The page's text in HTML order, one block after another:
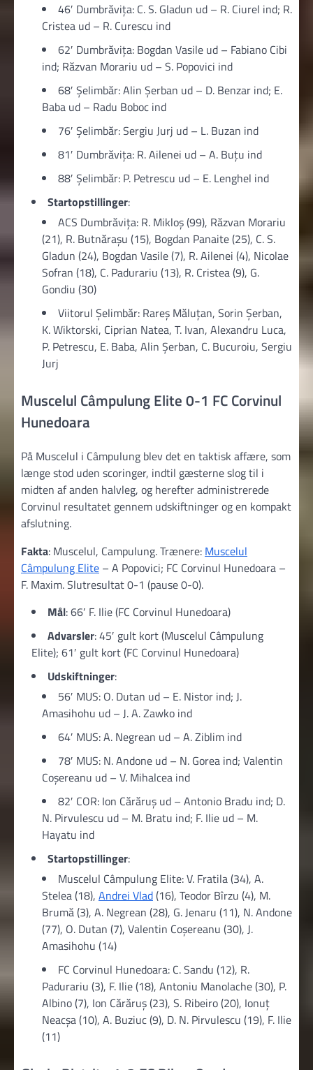
46′ Dumbrăvița: C. S. Gladun ud – R. Ciurel ind; R.
Cristea ud – R. Curescu ind
62′ Dumbrăvița: Bogdan Vasile ud – Fabiano Cibi
ind; Răzvan Morariu ud – S. Popovici ind
68′ Şelimbăr: Alin Șerban ud – D. Benzar ind; E.
Baba ud – Radu Boboc ind
76′ Şelimbăr: Sergiu Jurj ud – L. Buzan ind
81′ Dumbrăvița: R. Ailenei ud – A. Buțu ind
88′ Şelimbăr: P. Petrescu ud – E. Lenghel ind
Startopstillinger:
ACS Dumbrăvița: R. Mikloș (99), Răzvan Morariu
(21), R. Butnărașu (15), Bogdan Panaite (25), C. S.
Gladun (24), Bogdan Vasile (7), R. Ailenei (4), Nicolae
Sofran (18), C. Padurariu (13), R. Cristea (9), G.
Gondiu (30)
Viitorul Şelimbăr: Rareș Măluțan, Sorin Șerban,
K. Wiktorski, Ciprian Natea, T. Ivan, Alexandru Luca,
P. Petrescu, E. Baba, Alin Șerban, C. Bucuroiu, Sergiu
Jurj
Muscelul Câmpulung Elite 0-1 FC Corvinul
Hunedoara
På Muscelul i Câmpulung blev det en taktisk affære, som
længe stod uden scoringer, indtil gæsterne slog til i
midten af anden halvleg, og herefter administrerede
Corvinul resultatet gennem udskiftninger og en kompakt
afslutning.
Fakta: Muscelul, Campulung. Trænere: Muscelul
Câmpulung Elite – A Popovici; FC Corvinul Hunedoara –
F. Maxim. Slutresultat 0-1 (pause 0-0).
Mål: 66′ F. Ilie (FC Corvinul Hunedoara)
Advarsler: 45′ gult kort (Muscelul Câmpulung
Elite); 61′ gult kort (FC Corvinul Hunedoara)
Udskiftninger:
56′ MUS: O. Dutan ud – E. Nistor ind; J.
Amasihohu ud – J. A. Zawko ind
64′ MUS: A. Negrean ud – A. Ziblim ind
78′ MUS: N. Andone ud – N. Gorea ind; Valentin
Coșereanu ud – V. Mihalcea ind
82′ COR: Ion Cărăruș ud – Antonio Bradu ind; D.
N. Pirvulescu ud – M. Bratu ind; F. Ilie ud – M.
Hayatu ind
Startopstillinger:
Muscelul Câmpulung Elite: V. Fratila (34), A.
Stelea (18), Andrei Vlad(16), Teodor Bîrzu (4), M.
Brumă (3), A. Negrean (28), G. Jenaru (11), N. Andone
(77), O. Dutan (7), Valentin Coșereanu (30), J.
Amasihohu (14)
FC Corvinul Hunedoara: C. Sandu (12), R.
Padurariu (3), F. Ilie (18), Antoniu Manolache (30), P.
Albino (7), Ion Cărăruș (23), S. Ribeiro (20), Ionuţ
Neacșa (10), A. Buziuc (9), D. N. Pirvulescu (19), F. Ilie
(11)